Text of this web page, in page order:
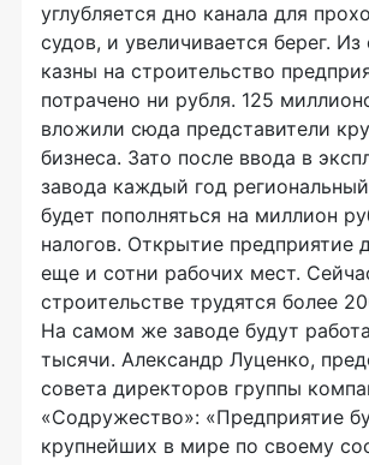
углубляется дно канала для
судов, и увеличивается берег. Из
казны на строительство
потрачено ни рубля. 125
вложили сюда представители
бизнеса. Зато после ввода в
завода каждый год
будет пополняться на миллион
налогов. Открытие предприятие
еще и сотни рабочих мест.
строительстве трудятся более
На самом же заводе будут
тысячи. Александр Луценко,
совета директоров группы
«Содружество»: «Предприятие
крупнейших в мире по своему